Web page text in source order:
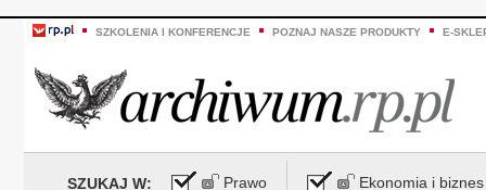
SZKOLENIA I KONFERENCJE POZNAJ NASZE PRODUKTY E-
SZUKAJ W: Prawo Ekonomia i biznes